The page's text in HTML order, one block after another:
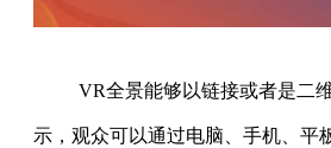
VR全景能够以链接或者是二
示，观众可以通过电脑、手机、平